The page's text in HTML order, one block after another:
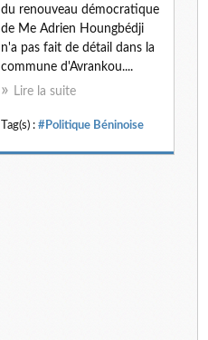
du renouveau démocratique
de Me Adrien Houngbédji
n'a pas fait de détail dans la
commune d'Avrankou....
Lire la suite
Tag(s) : #Politique Béninoise